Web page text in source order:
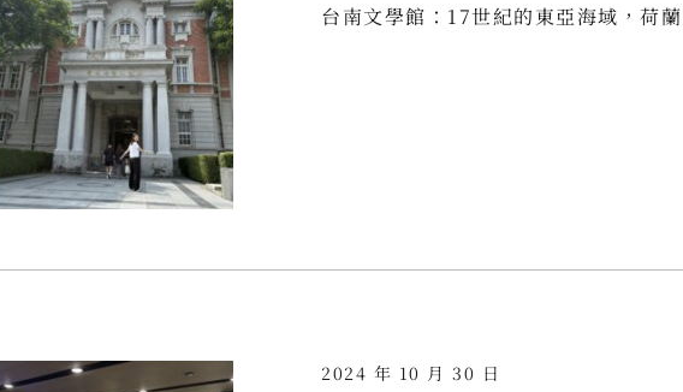
台南文學館：17世紀的東亞海域，荷
2024 年 10 月 30 日